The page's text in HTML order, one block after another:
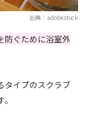
出典：adobestock
防ぐために浴室外
タイプのスクラブ